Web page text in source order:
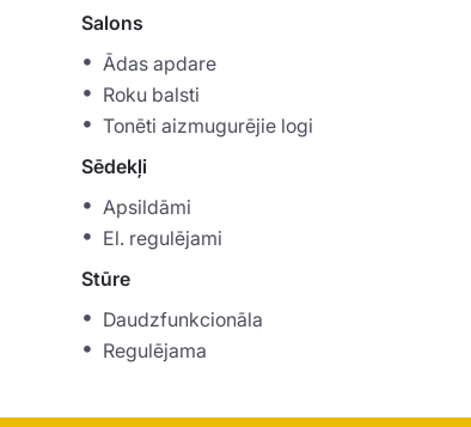
Salons
Ādas apdare
Roku balsti
Tonēti aizmugurējie logi
Sēdekļi
Apsildāmi
El. regulējami
Stūre
Daudzfunkcionāla
Regulējama